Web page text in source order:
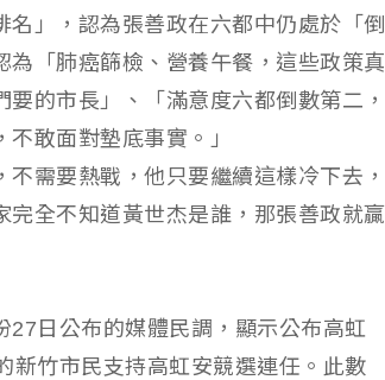
」，認為張善政在六都中仍處於「倒
「肺癌篩檢、營養午餐，這些政策真
的市長」、「滿意度六都倒數第二，
敢面對墊底事實。」
需要熱戰，他只要繼續這樣冷下去，
全不知道黃世杰是誰，那張善政就贏
27日公布的媒體民調，顯示公布高虹
新竹市民支持高虹安競選連任。此數